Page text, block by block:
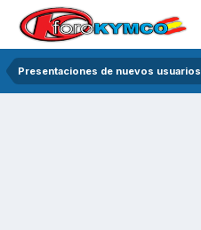
Presentaciones de nuevos usuarios